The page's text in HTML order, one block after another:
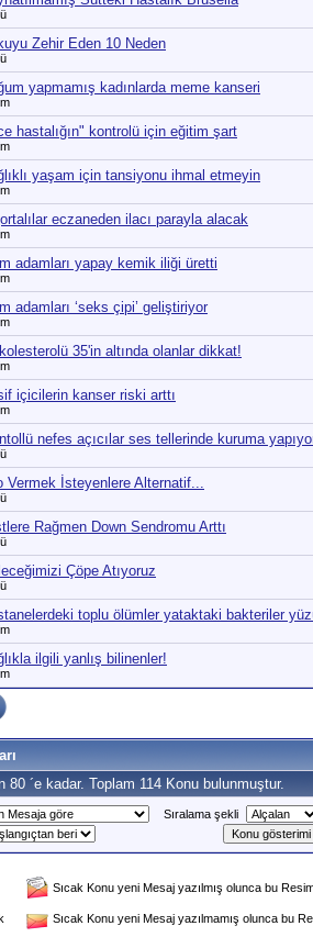
Zehir Eden 10 Neden
yapmamış kadınlarda meme kanseri
hastalığın" kontrolü için eğitim şart
yaşam için tansiyonu ihmal etmeyin
eczaneden ilacı parayla alacak
adamları yapay kemik iliği üretti
adamları ‘seks çipi’ geliştiriyor
35'in altında olanlar dikkat!
içicilerin kanser riski arttı
nefes açıcılar ses tellerinde kuruma
Vermek İsteyenlere Alternatif...
Rağmen Down Sendromu Arttı
Çöpe Atıyoruz
toplu ölümler yataktaki bakteriler
ilgili yanlış bilinenler!
80 ´e kadar. Toplam 114 Konu bulunmuştur.
Sıralama şekli
Sıcak Konu yeni Mesaj yazılmış olunca bu
Sıcak Konu yeni Mesaj yazılmamış olunca bu